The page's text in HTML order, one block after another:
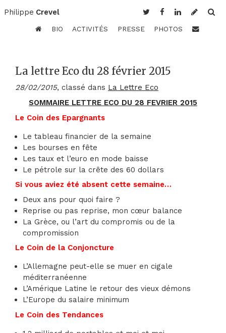
Philippe Crevel
BIO ACTIVITÉS PRESSE PHOTOS
La lettre Eco du 28 février 2015
28/02/2015, classé dans La Lettre Eco
SOMMAIRE LETTRE ECO DU 28 FEVRIER 2015
Le Coin des Epargnants
Le tableau financier de la semaine
Les bourses en fête
Les taux et l’euro en mode baisse
Le pétrole sur la crête des 60 dollars
Si vous aviez été absent cette semaine…
Deux ans pour quoi faire ?
Reprise ou pas reprise, mon cœur balance
La Grèce, ou l’art du compromis ou de la
compromission
Le Coin de la Conjoncture
L’Allemagne peut-elle se muer en cigale
méditerranéenne
L’Amérique Latine le retour des vieux démons
L’Europe du salaire minimum
Le Coin des Tendances